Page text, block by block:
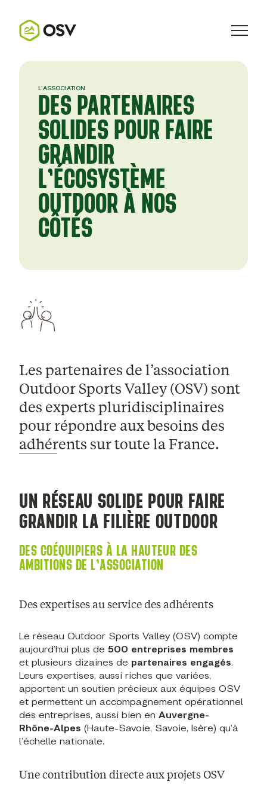
L’ASSOCIATION
DES PARTENAIRES
SOLIDES POUR FAIRE
GRANDIR
L’ÉCOSYSTÈME
OUTDOOR À NOS
CÔTÉS
Les partenaires de l’association
Outdoor Sports Valley (OSV) sont
des experts pluridisciplinaires
pour répondre aux besoins des
adhérents sur toute la France.
UN RÉSEAU SOLIDE POUR FAIRE
GRANDIR LA FILIÈRE OUTDOOR
DES COÉQUIPIERS À LA HAUTEUR DES
AMBITIONS DE L’ASSOCIATION
Des expertises au service des adhérents
Le réseau Outdoor Sports Valley (OSV) compte
aujourd’hui plus de 500 entreprises membres
et plusieurs dizaines de partenaires engagés.
Leurs expertises, aussi riches que variées,
apportent un soutien précieux aux équipes OSV
et permettent un accompagnement opérationnel
des entreprises, aussi bien en Auvergne-
Rhône-Alpes (Haute-Savoie, Savoie, Isère) qu’à
l’échelle nationale.
Une contribution directe aux projets OSV